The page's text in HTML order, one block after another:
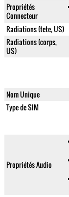
Propriétés
Connecteur
Radiations (tete, US)
Radiations (corps,
US)
Nom Unique
Type de SIM
Propriétés Audio